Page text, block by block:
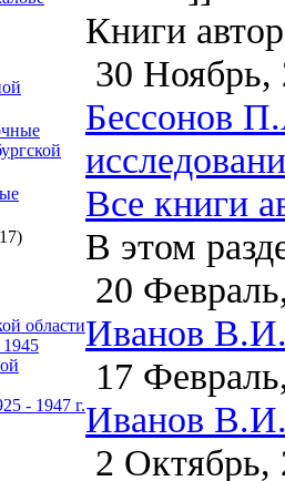
области
- 1947 г.
Книги
30 Ноябрь,
Беcсонов
Все книги
В этом
20
Иванов
17
Иванов
2 Октябрь,